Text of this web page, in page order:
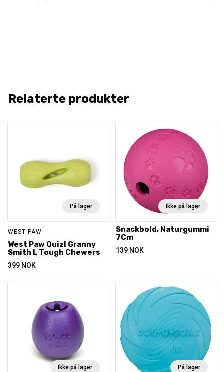
Relaterte produkter
På lager
WEST PAW
West Paw Quizl Granny
Smith L Tough Chewers
399 NOK
Ikke på lager
Snackbold, Naturgummi
7Cm
139 NOK
Ikke på lager På lager